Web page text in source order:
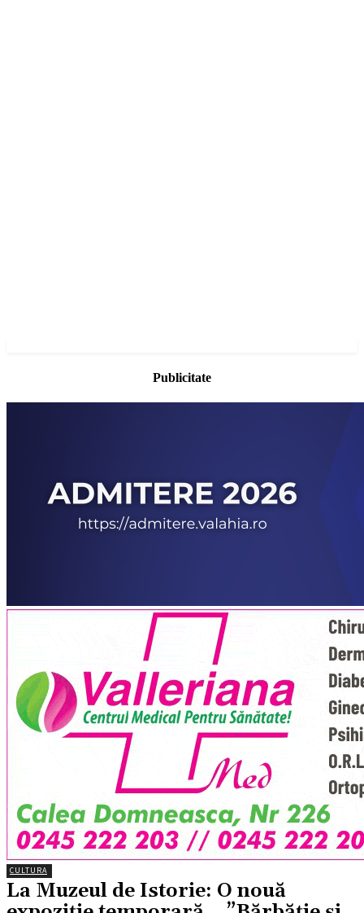
Publicitate
CULTURA
La Muzeul de Istorie: O nouă